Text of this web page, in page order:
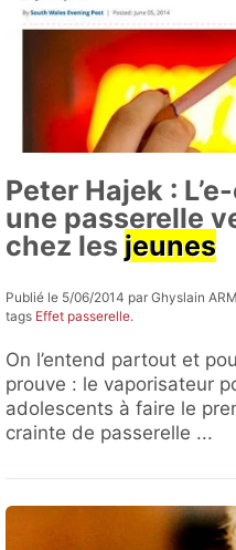
Peter Hajek :
une passerelle
chez les jeunes
Publié le 5/06/2014 par Ghyslain
tags Effet passerelle.
On l’entend partout et
prouve : le vaporisateur
adolescents à faire le
crainte de passerelle ...